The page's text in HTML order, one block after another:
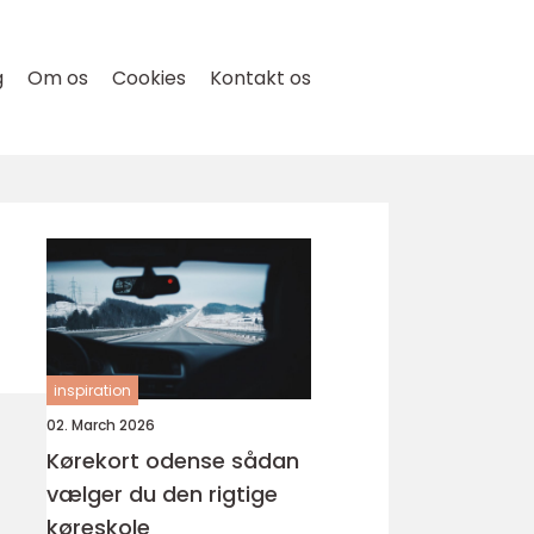
Om os Cookies Kontakt os
inspiration
02. March 2026
Kørekort odense sådan
vælger du den rigtige
køreskole